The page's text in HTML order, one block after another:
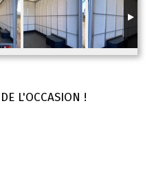
L'OCCASION !